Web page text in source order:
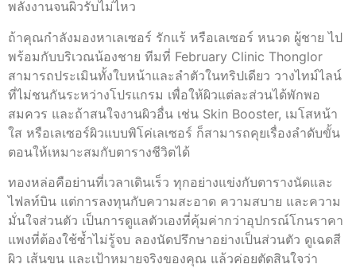
พลังงานจนผิวรับไม่ไหว
ถ้าคุณกำลังมองหาเลเซอร์ รักแร้ หรือเลเซอร์ หนวด ผู้ชาย ไป
พร้อมกับบริเวณน้องชาย ทีมที่ February Clinic Thonglor
สามารถประเมินทั้งใบหน้าและลำตัวในทริปเดียว วางไทม์ไลน์
ที่ไม่ชนกันระหว่างโปรแกรม เพื่อให้ผิวแต่ละส่วนได้พักพอ
สมควร และถ้าสนใจงานผิวอื่น เช่น Skin Booster, เมโสหน้า
ใส หรือเลเซอร์ผิวแบบพิโค่เลเซอร์ ก็สามารถคุยเรื่องลำดับขั้น
ตอนให้เหมาะสมกับตารางชีวิตได้
ทองหล่อคือย่านที่เวลาเดินเร็ว ทุกอย่างแข่งกับตารางนัดและ
ไฟลท์บิน แต่การลงทุนกับความสะอาด ความสบาย และความ
มั่นใจส่วนตัว เป็นการดูแลตัวเองที่คุ้มค่ากว่าอุปกรณ์โกนราคา
แพงที่ต้องใช้ซ้ำไม่รู้จบ ลองนัดปรึกษาอย่างเป็นส่วนตัว ดูเฉดสี
ผิว เส้นขน และเป้าหมายจริงของคุณ แล้วค่อยตัดสินใจว่า